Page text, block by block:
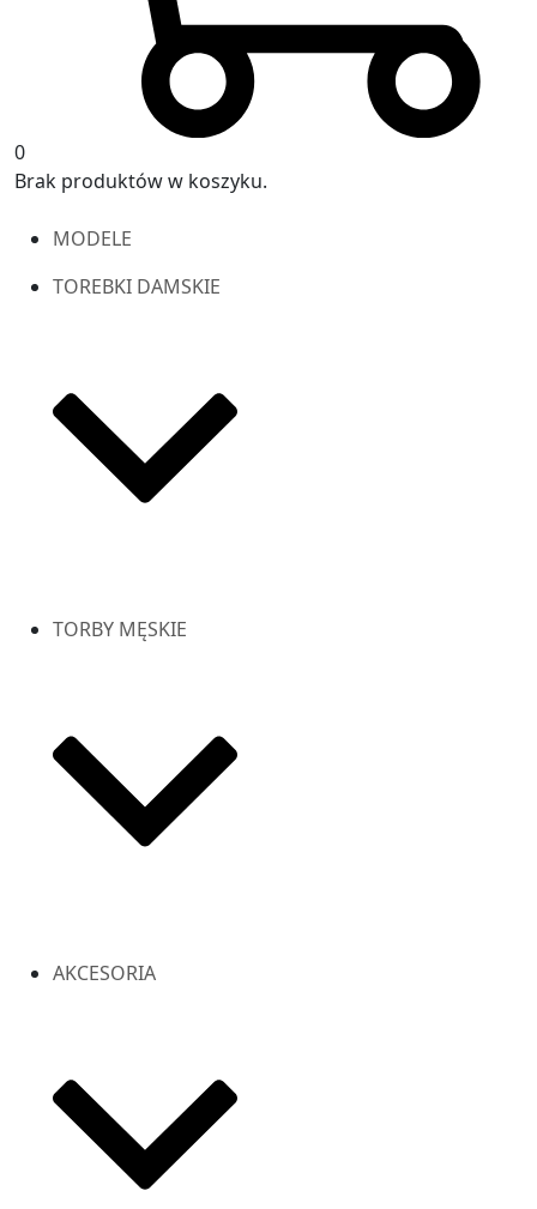
0
Brak produktów w koszyku.
MODELE
TOREBKI DAMSKIE
TORBY MĘSKIE
AKCESORIA